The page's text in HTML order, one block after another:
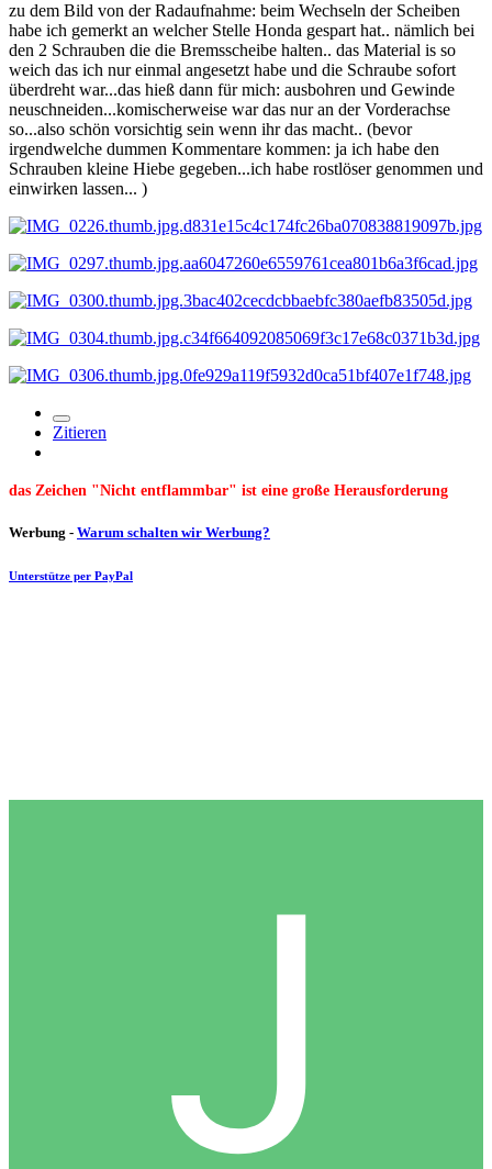
zu dem Bild von der Radaufnahme: beim Wechseln der Scheiben
habe ich gemerkt an welcher Stelle Honda gespart hat.. nämlich bei
den 2 Schrauben die die Bremsscheibe halten.. das Material is so
weich das ich nur einmal angesetzt habe und die Schraube sofort
überdreht war...das hieß dann für mich: ausbohren und Gewinde
neuschneiden...komischerweise war das nur an der Vorderachse
so...also schön vorsichtig sein wenn ihr das macht.. (bevor
irgendwelche dummen Kommentare kommen: ja ich habe den
Schrauben kleine Hiebe gegeben...ich habe rostlöser genommen und
einwirken lassen... )
Zitieren
das Zeichen "Nicht entflammbar" ist eine große Herausforderung
Werbung - Warum schalten wir Werbung?
Unterstütze per PayPal